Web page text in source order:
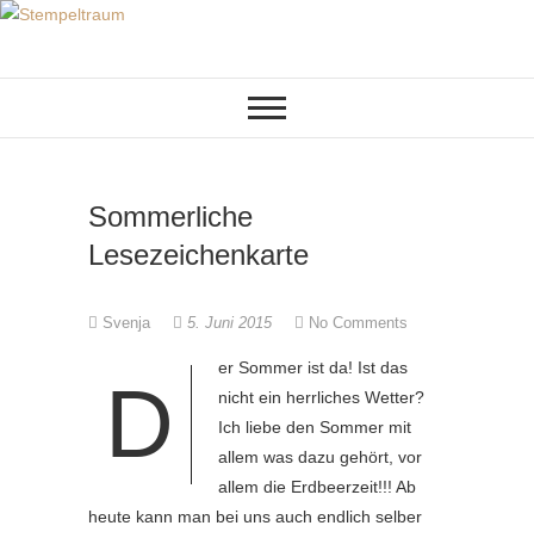
Skip
Stempeltraum
Sommerliche
Lesezeichenkarte
Svenja 5. Juni 2015 No Comments
D
er Sommer ist da! Ist das
nicht ein herrliches Wetter?
Ich liebe den Sommer mit
allem was dazu gehört, vor
allem die Erdbeerzeit!!! Ab
heute kann man bei uns auch endlich selber